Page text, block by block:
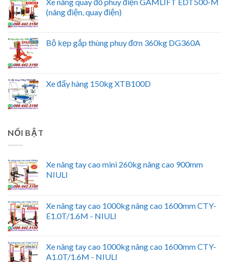
(nâng điện, quay điện)
Bộ kẹp gắp thùng phuy đơn 360kg DG360A
Xe đẩy hàng 150kg XTB100D
NỔI BẬT
Xe nâng tay cao mini 260kg nâng cao 900mm
NIULI
Xe nâng tay cao 1000kg nâng cao 1600mm CTY-
E1.0T/1.6M - NIULI
Xe nâng tay cao 1000kg nâng cao 1600mm CTY-
A1.0T/1.6M - NIULI